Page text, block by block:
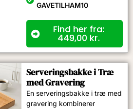
GAVETILHAM10
Find her fra:
449,00 kr.
Serveringsbakke i Træ
med Gravering
En serveringsbakke i træ med
gravering kombinerer